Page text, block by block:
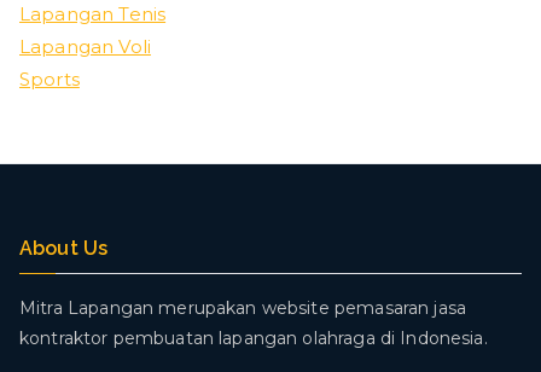
Lapangan Tenis
Lapangan Voli
Sports
About Us
Mitra Lapangan merupakan website pemasaran jasa
kontraktor pembuatan lapangan olahraga di Indonesia.